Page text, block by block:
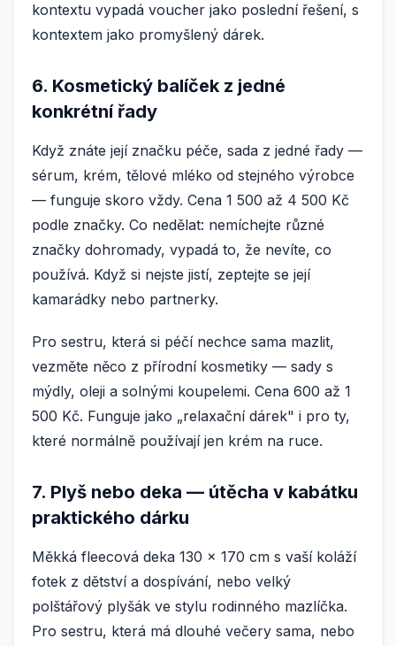
kontextu vypadá voucher jako poslední řešení, s
kontextem jako promyšlený dárek.
6. Kosmetický balíček z jedné
konkrétní řady
Když znáte její značku péče, sada z jedné řady —
sérum, krém, tělové mléko od stejného výrobce
— funguje skoro vždy. Cena 1 500 až 4 500 Kč
podle značky. Co nedělat: nemíchejte různé
značky dohromady, vypadá to, že nevíte, co
používá. Když si nejste jistí, zeptejte se její
kamarádky nebo partnerky.
Pro sestru, která si péčí nechce sama mazlit,
vezměte něco z přírodní kosmetiky — sady s
mýdly, oleji a solnými koupelemi. Cena 600 až 1
500 Kč. Funguje jako „relaxační dárek" i pro ty,
které normálně používají jen krém na ruce.
7. Plyš nebo deka — útěcha v kabátku
praktického dárku
Měkká fleecová deka 130 × 170 cm s vaší koláží
fotek z dětství a dospívání, nebo velký
polštářový plyšák ve stylu rodinného mazlíčka.
Pro sestru, která má dlouhé večery sama, nebo